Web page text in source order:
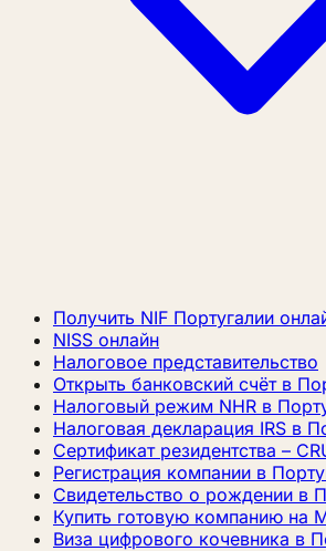
Получить NIF Португалии
NISS онлайн
Налоговое представительство
Открыть банковский счёт в
Налоговый режим NHR в
Налоговая декларация IRS в
Сертификат резидентства –
Регистрация компании в
Свидетельство о рождении в
Купить готовую компанию на
Виза цифрового кочевника в